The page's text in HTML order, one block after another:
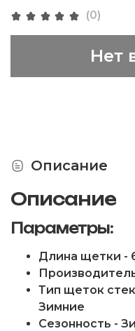
(0)
Нет
Описание
Описание
Параметры:
Длина щетки -
Тип щеток
Зимние
Сезонность -